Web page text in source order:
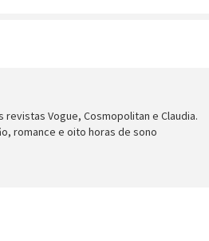
Vogue, Cosmopolitan e Claudia.
romance e oito horas de sono